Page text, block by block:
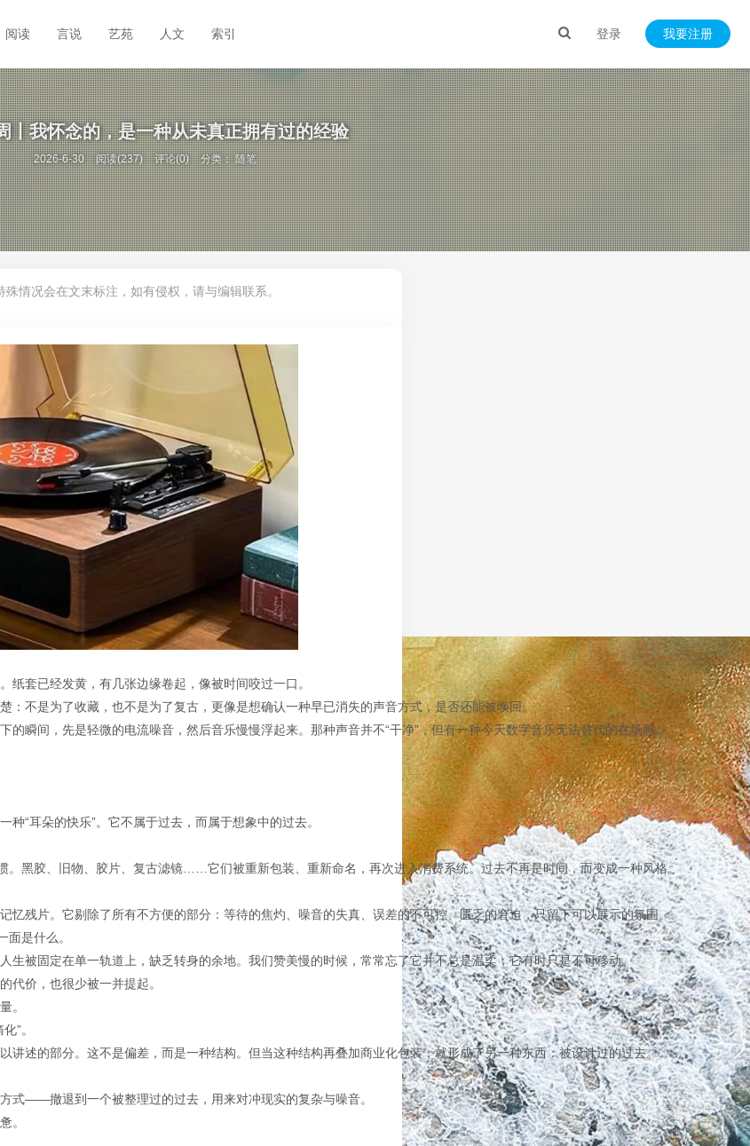
登录 我要注册
阅读 言说 艺苑 人文 索引
丨我怀念的，是一种从未真正拥有过的经验
2026-6-30 阅读(237) 评论(0) 分类：随笔
情况会在文末标注，如有侵权，请与编辑联系。
套已经发黄，有几张边缘卷起，像被时间咬过一口。
：不是为了收藏，也不是为了复古，更像是想确认一种早已消失的声音方式，是否还能被唤回。
的瞬间，先是轻微的电流噪音，然后音乐慢慢浮起来。那种声音并不“干净”，但有一种今天数字音乐无法替代的在场感。
“耳朵的快乐”。它不属于过去，而属于想象中的过去。
。黑胶、旧物、胶片、复古滤镜……它们被重新包装、重新命名，再次进入消费系统。过去不再是时间，而变成一种风格。
忆残片。它剔除了所有不方便的部分：等待的焦灼、噪音的失真、误差的不可控、匮乏的窘迫，只留下可以展示的氛围。
面是什么。
生被固定在单一轨道上，缺乏转身的余地。我们赞美慢的时候，常常忘了它并不总是温柔，它有时只是不可移动。
代价，也很少被一并提起。
。
”。
讲述的部分。这不是偏差，而是一种结构。但当这种结构再叠加商业化包装，就形成了另一种东西：被设计过的过去。
式——撤退到一个被整理过的过去，用来对冲现实的复杂与噪音。
。